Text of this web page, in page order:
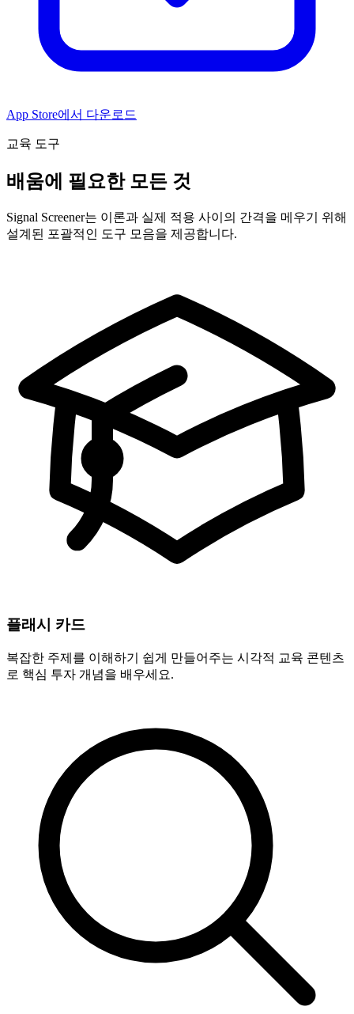
App Store에서 다운로드
교육 도구
배움에 필요한 모든 것
Signal Screener는 이론과 실제 적용 사이의 간격을 메우기 위해
설계된 포괄적인 도구 모음을 제공합니다.
플래시 카드
복잡한 주제를 이해하기 쉽게 만들어주는 시각적 교육 콘텐츠
로 핵심 투자 개념을 배우세요.